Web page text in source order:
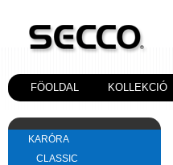
FÖOLDAL KOLLEKCIÓ
KARÓRA
CLASSIC